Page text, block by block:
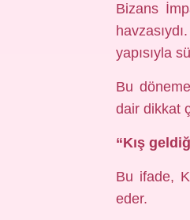
Bizans
yapısıyla
Bu
dair dikkat
“Kış
Bu ifade,
eder.